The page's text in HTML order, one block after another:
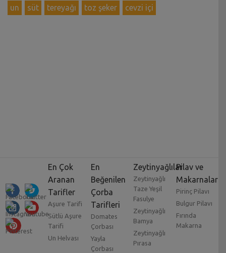
un süt tereyağı toz şeker cevzi içi
En Çok
Aranan
Tarifler
Aşure Tarifi
Sütlü Aşure
Tarifi
Un Helvası
En
Beğenilen
Çorba
Tarifleri
Domates
Çorbası
Yayla
Çorbası
Zeytinyağlılar
Zeytinyağlı
Taze Yeşil
Fasulye
Zeytinyağlı
Bamya
Zeytinyağlı
Pırasa
Pilav ve
Makarnalar
Pirinç Pilavı
Bulgur Pilavı
Fırında
Makarna